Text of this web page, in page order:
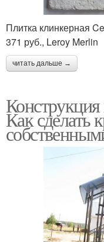
Плитка клинкерная
371 руб., Leroy Merlin
читать дальше →
Как сделать